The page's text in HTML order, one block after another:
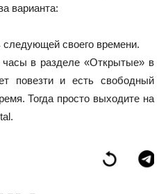
варианта:
своего времени.
часы в разделе «Открытые» в
повезти и есть свободный
Тогда просто выходите на